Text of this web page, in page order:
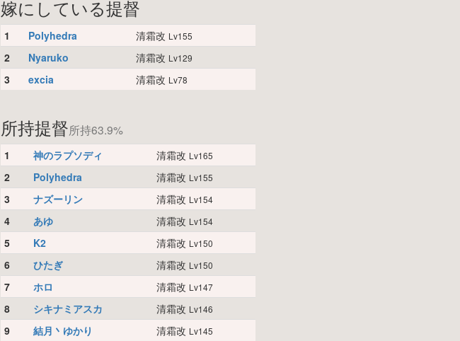
嫁にしている提督
1 Polyhedra 清霜改 Lv155
2 Nyaruko 清霜改 Lv129
3 excia 清霜改 Lv78
所持提督所持63.9%
1 神のラプソディ 清霜改 Lv165
2 Polyhedra 清霜改 Lv155
3 ナズーリン 清霜改 Lv154
4 あゆ 清霜改 Lv154
5 K2 清霜改 Lv150
6 ひたぎ 清霜改 Lv150
7 ホロ 清霜改 Lv147
8 シキナミアスカ 清霜改 Lv146
9 結月丶ゆかり 清霜改 Lv145